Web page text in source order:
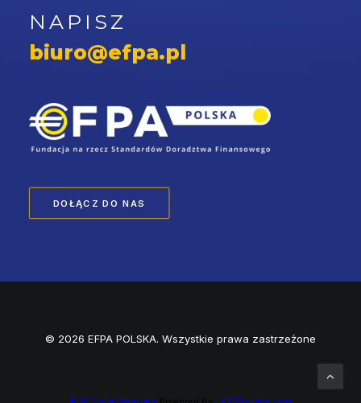
DOŁĄCZ DO NAS
NAPISZ
biuro@efpa.pl
© 2026 EFPA POLSKA. Wszystkie prawa zastrzeżone